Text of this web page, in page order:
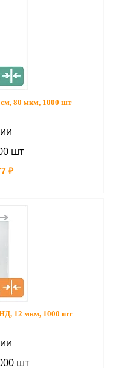
80 мкм, 1000 шт
шт
₽
12 мкм, 1000 шт
шт